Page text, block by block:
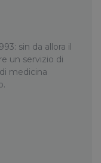
sin da allora il
un servizio di
medicina